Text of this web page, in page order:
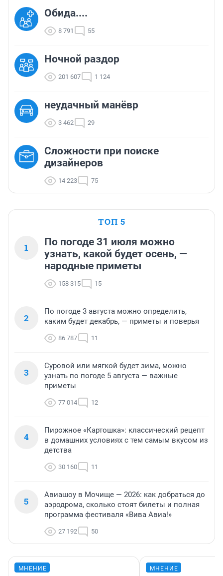
Обида....
8 791 55
Ночной раздор
201 607 1 124
неудачный манёвр
3 462 29
Сложности при поиске
дизайнеров
14 223 75
ТОП 5
1
По погоде 31 июля можно
узнать, какой будет осень, —
народные приметы
158 315 15
2
По погоде 3 августа можно определить,
каким будет декабрь, — приметы и поверья
86 787 11
3
Суровой или мягкой будет зима, можно
узнать по погоде 5 августа — важные
приметы
77 014 12
4
Пирожное «Картошка»: классический рецепт
в домашних условиях с тем самым вкусом из
детства
30 160 11
5
Авиашоу в Мочище — 2026: как добраться до
аэродрома, сколько стоят билеты и полная
программа фестиваля «Вива Авиа!»
27 192 50
МНЕНИЕ МНЕНИЕ